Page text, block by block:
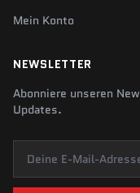
Mein Konto
NEWSLETTER
Abonniere unseren
Updates.
Deine E-Mail-